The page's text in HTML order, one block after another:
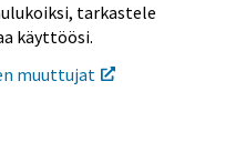
tarkastele
käyttöösi.
muuttujat